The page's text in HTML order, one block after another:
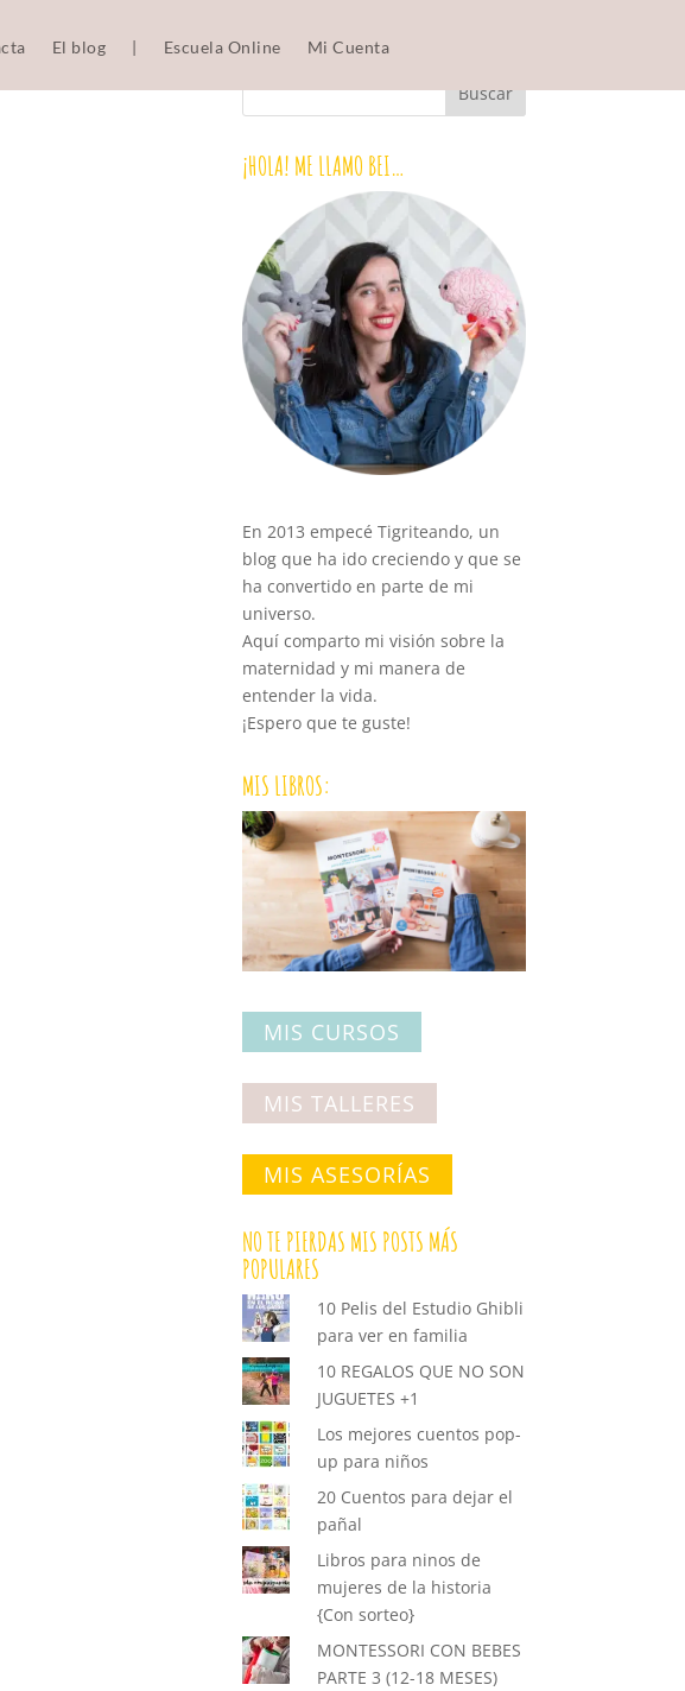
El blog | Escuela Online Mi Cuenta
¡HOLA! ME LLAMO BEI…
En 2013 empecé Tigriteando, un
blog que ha ido creciendo y que se
ha convertido en parte de mi
universo.
Aquí comparto mi visión sobre la
maternidad y mi manera de
entender la vida.
¡Espero que te guste!
MIS LIBROS:
MIS CURSOS
MIS TALLERES
MIS ASESORÍAS
NO TE PIERDAS MIS POSTS MÁS
POPULARES
10 Pelis del Estudio Ghibli
para ver en familia
10 REGALOS QUE NO SON
JUGUETES +1
Los mejores cuentos pop-
up para niños
20 Cuentos para dejar el
pañal
Libros para ninos de
mujeres de la historia
{Con sorteo}
MONTESSORI CON BEBES
PARTE 3 (12-18 MESES)